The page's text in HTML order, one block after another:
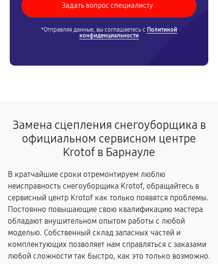
*Отправляя данные, вы соглашаетесь с Политикой
конфиденциальности
Замена сцепления снегоуборщика в
официальном сервисном центре
Krotof в Барнауле
В кратчайшие сроки отремонтируем люблю
неисправность снегоуборщика Krotof, обращайтесь в
сервисный центр Krotof как только появятся проблемы.
Постоянно повышающие свою квалификацию мастера
обладают внушительном опытом работы с любой
моделью. Собственный склад запасных частей и
комплектующих позволяет нам справляться с заказами
любой сложности так быстро, как это только возможно.